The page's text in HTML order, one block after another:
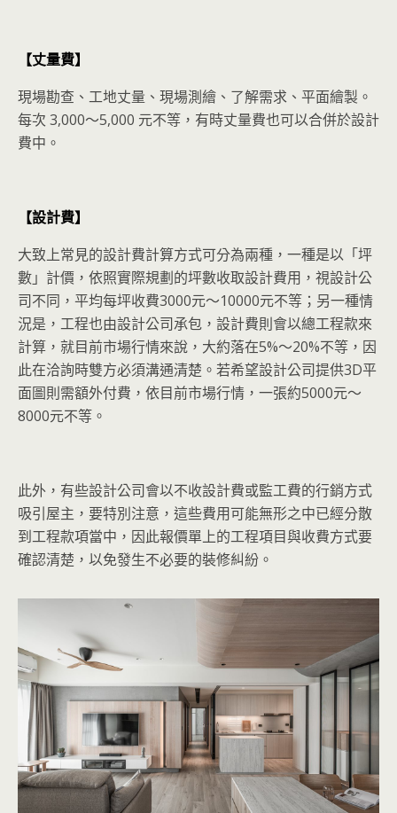
【丈量費】
現場勘查、工地丈量、現場測繪、了解需求、平面繪製。
每次 3,000～5,000 元不等，有時丈量費也可以合併於設計
費中。
【設計費】
大致上常見的設計費計算方式可分為兩種，一種是以「坪
數」計價，依照實際規劃的坪數收取設計費用，視設計公
司不同，平均每坪收費3000元～10000元不等；另一種情
況是，工程也由設計公司承包，設計費則會以總工程款來
計算，就目前市場行情來說，大約落在5%～20%不等，因
此在洽詢時雙方必須溝通清楚。若希望設計公司提供3D平
面圖則需額外付費，依目前市場行情，一張約5000元～
8000元不等。
此外，有些設計公司會以不收設計費或監工費的行銷方式
吸引屋主，要特別注意，這些費用可能無形之中已經分散
到工程款項當中，因此報價單上的工程項目與收費方式要
確認清楚，以免發生不必要的裝修糾紛。